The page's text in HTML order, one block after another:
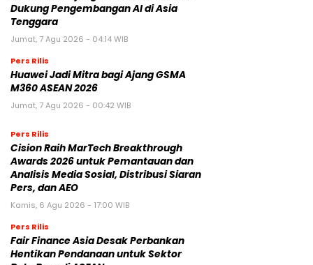
Dukung Pengembangan AI di Asia
Tenggara
Jumat, 7 Agu 2026 - 04:14 WIB
Pers Rilis
Huawei Jadi Mitra bagi Ajang GSMA
M360 ASEAN 2026
Jumat, 7 Agu 2026 - 00:42 WIB
Pers Rilis
Cision Raih MarTech Breakthrough
Awards 2026 untuk Pemantauan dan
Analisis Media Sosial, Distribusi Siaran
Pers, dan AEO
Kamis, 6 Agu 2026 - 17:00 WIB
Pers Rilis
Fair Finance Asia Desak Perbankan
Hentikan Pendanaan untuk Sektor